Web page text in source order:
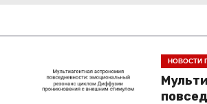
НОВОСТИ